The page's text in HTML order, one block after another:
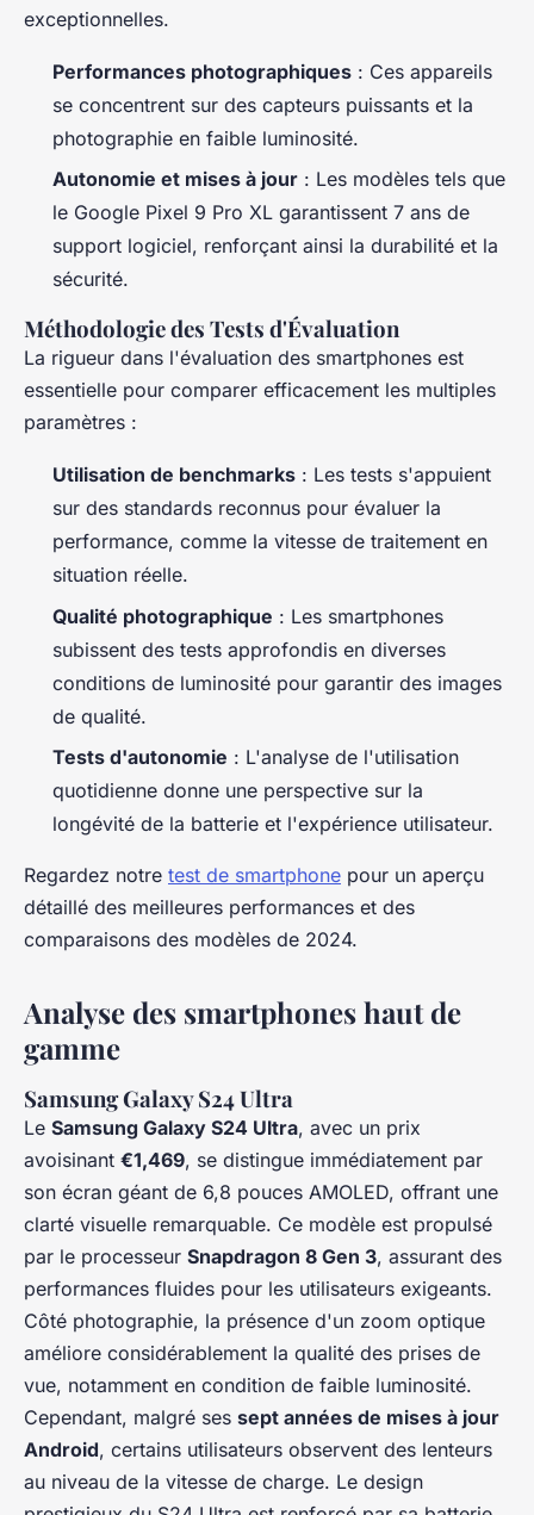
exceptionnelles.
Performances photographiques : Ces appareils
se concentrent sur des capteurs puissants et la
photographie en faible luminosité.
Autonomie et mises à jour : Les modèles tels que
le Google Pixel 9 Pro XL garantissent 7 ans de
support logiciel, renforçant ainsi la durabilité et la
sécurité.
Méthodologie des Tests d'Évaluation
La rigueur dans l'évaluation des smartphones est
essentielle pour comparer efficacement les multiples
paramètres :
Utilisation de benchmarks : Les tests s'appuient
sur des standards reconnus pour évaluer la
performance, comme la vitesse de traitement en
situation réelle.
Qualité photographique : Les smartphones
subissent des tests approfondis en diverses
conditions de luminosité pour garantir des images
de qualité.
Tests d'autonomie : L'analyse de l'utilisation
quotidienne donne une perspective sur la
longévité de la batterie et l'expérience utilisateur.
Regardez notre test de smartphone pour un aperçu
détaillé des meilleures performances et des
comparaisons des modèles de 2024.
Analyse des smartphones haut de
gamme
Samsung Galaxy S24 Ultra
Le Samsung Galaxy S24 Ultra, avec un prix
avoisinant €1,469, se distingue immédiatement par
son écran géant de 6,8 pouces AMOLED, offrant une
clarté visuelle remarquable. Ce modèle est propulsé
par le processeur Snapdragon 8 Gen 3, assurant des
performances fluides pour les utilisateurs exigeants.
Côté photographie, la présence d'un zoom optique
améliore considérablement la qualité des prises de
vue, notamment en condition de faible luminosité.
Cependant, malgré ses sept années de mises à jour
Android, certains utilisateurs observent des lenteurs
au niveau de la vitesse de charge. Le design